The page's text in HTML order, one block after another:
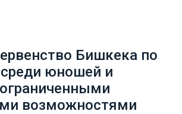
Бишкека по
юношей и
возможностями